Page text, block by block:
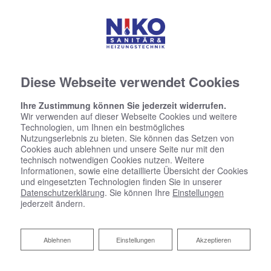
Diese Webseite verwendet Cookies
Ihre Zustimmung können Sie jederzeit widerrufen.
Wir verwenden auf dieser Webseite Cookies und weitere
Technologien, um Ihnen ein bestmögliches
Nutzungserlebnis zu bieten. Sie können das Setzen von
Cookies auch ablehnen und unsere Seite nur mit den
technisch notwendigen Cookies nutzen. Weitere
Informationen, sowie eine detaillierte Übersicht der Cookies
und eingesetzten Technologien finden Sie in unserer
Datenschutzerklärung. Sie können Ihre Einstellungen
jederzeit ändern.
Akzeptieren
Einstellungen
Ablehnen
Ablehnen